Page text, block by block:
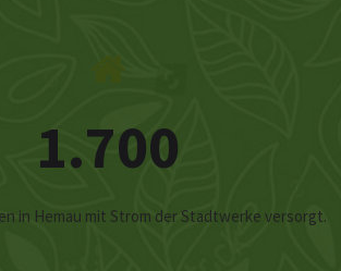
1.700
in Hemau mit Strom der Stadtwerke versorgt.